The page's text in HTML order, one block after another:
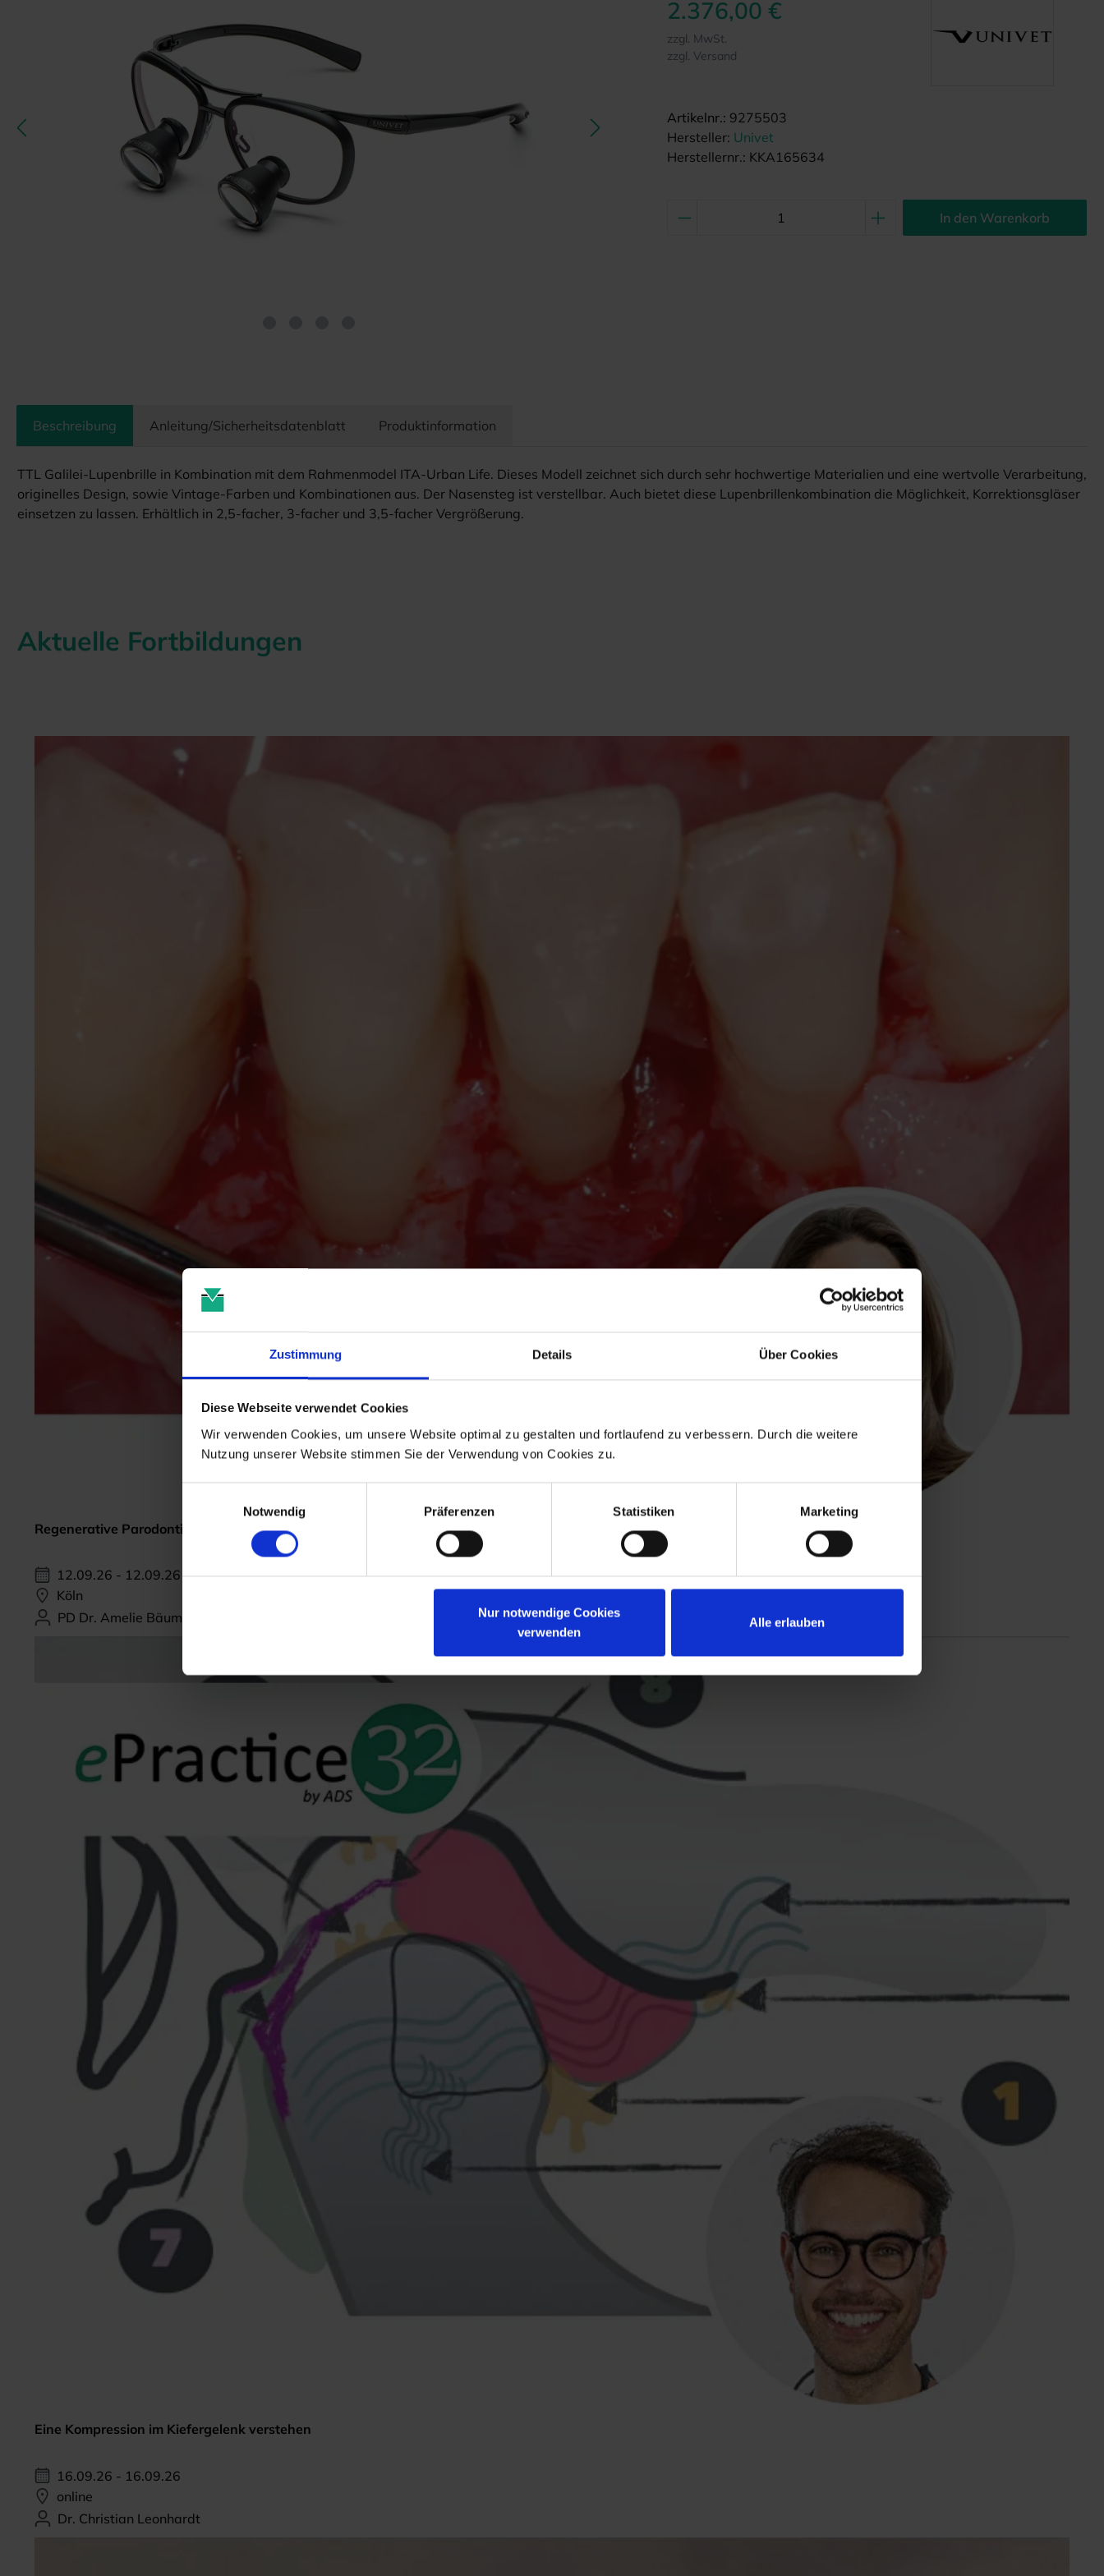
Zustimmung Details Über Cookies
Diese Webseite verwendet Cookies
Wir verwenden Cookies, um unsere Website optimal zu gestalten und fortlaufend zu verbessern. Durch die weitere
Nutzung unserer Website stimmen Sie der Verwendung von Cookies zu.
Notwendig
Präferenzen Statistiken Marketing
Nur notwendige Cookies
verwenden
Alle erlauben
2.376,00 €
zzgl. MwSt.
zzgl. Versand
Artikelnr.: 9275503
Hersteller: Univet
Herstellernr.: KKA165634
In den Warenkorb
Beschreibung Anleitung/Sicherheitsdatenblatt Produktinformation
TTL Galilei-Lupenbrille in Kombination mit dem Rahmenmodel ITA-Urban Life. Dieses Modell zeichnet sich durch sehr hochwertige Materialien und eine wertvolle Verarbeitung,
originelles Design, sowie Vintage-Farben und Kombinationen aus. Der Nasensteg ist verstellbar. Auch bietet diese Lupenbrillenkombination die Möglichkeit, Korrektionsgläser
einsetzen zu lassen. Erhältlich in 2,5-facher, 3-facher und 3,5-facher Vergrößerung.
Aktuelle Fortbildungen
Regenerative Parodontitis-Therapie
12.09.26 - 12.09.26
Köln
PD Dr. Amelie Bäumer-König, M.Sc.
Eine Kompression im Kiefergelenk verstehen
16.09.26 - 16.09.26
online
Dr. Christian Leonhardt